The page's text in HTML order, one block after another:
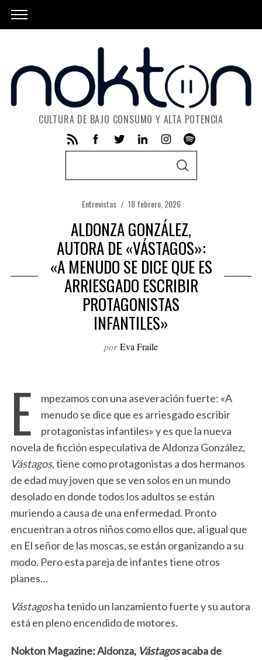
CULTURA DE BAJO CONSUMO Y ALTA POTENCIA
h
f
o
r
S
Entrevistas 18 febrero, 2026
ALDONZA GONZÁLEZ,
AUTORA DE «VÁSTAGOS»:
«A MENUDO SE DICE QUE ES
ARRIESGADO ESCRIBIR
PROTAGONISTAS
INFANTILES»
por Eva Fraile
E
mpezamos con una aseveración fuerte: «A
menudo se dice que es arriesgado escribir
protagonistas infantiles» y es que la nueva
novela de ficción especulativa de Aldonza González,
Vástagos, tiene como protagonistas a dos hermanos
de edad muy joven que se ven solos en un mundo
desolado en donde todos los adultos se están
muriendo a causa de una enfermedad. Pronto
encuentran a otros niños como ellos que, al igual que
en El señor de las moscas, se están organizando a su
modo. Pero esta pareja de infantes tiene otros
planes…
Vástagosha tenido un lanzamiento fuerte y su autora
está en pleno encendido de motores.
Nokton Magazine: Aldonza, Vástagosacaba de